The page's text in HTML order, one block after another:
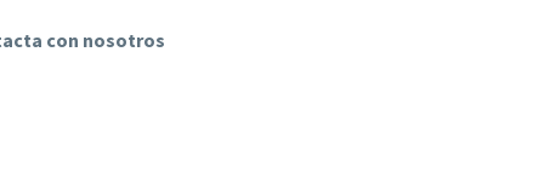
con nosotros